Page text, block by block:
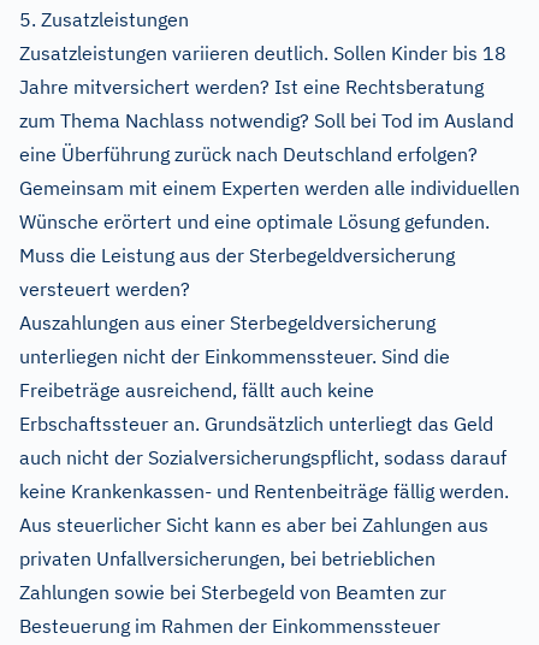
5. Zusatzleistungen
Zusatzleistungen variieren deutlich. Sollen Kinder bis 18
Jahre mitversichert werden? Ist eine Rechtsberatung
zum Thema Nachlass notwendig? Soll bei Tod im Ausland
eine Überführung zurück nach Deutschland erfolgen?
Gemeinsam mit einem Experten werden alle individuellen
Wünsche erörtert und eine optimale Lösung gefunden.
Muss die Leistung aus der Sterbegeldversicherung
versteuert werden?
Auszahlungen aus einer Sterbegeldversicherung
unterliegen nicht der Einkommenssteuer. Sind die
Freibeträge ausreichend, fällt auch keine
Erbschaftssteuer an. Grundsätzlich unterliegt das Geld
auch nicht der Sozialversicherungspflicht, sodass darauf
keine Krankenkassen- und Rentenbeiträge fällig werden.
Aus steuerlicher Sicht kann es aber bei Zahlungen aus
privaten Unfallversicherungen, bei betrieblichen
Zahlungen sowie bei Sterbegeld von Beamten zur
Besteuerung im Rahmen der Einkommenssteuer